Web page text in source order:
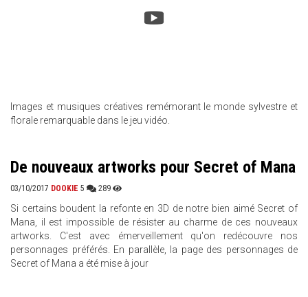
Images et musiques créatives remémorant le monde sylvestre et
florale remarquable dans le jeu vidéo.
De nouveaux artworks pour Secret of Mana
03/10/2017 DOOKIE 5 289
Si certains boudent la refonte en 3D de notre bien aimé Secret of
Mana, il est impossible de résister au charme de ces nouveaux
artworks. C'est avec émerveillement qu'on redécouvre nos
personnages préférés. En parallèle, la page des personnages de
Secret of Mana a été mise à jour